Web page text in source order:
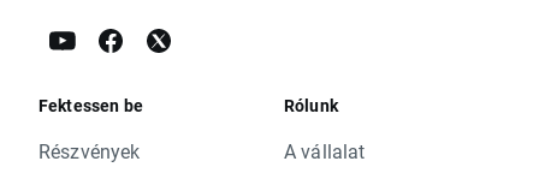
Fektessen be
Részvények
Rólunk
A vállalat